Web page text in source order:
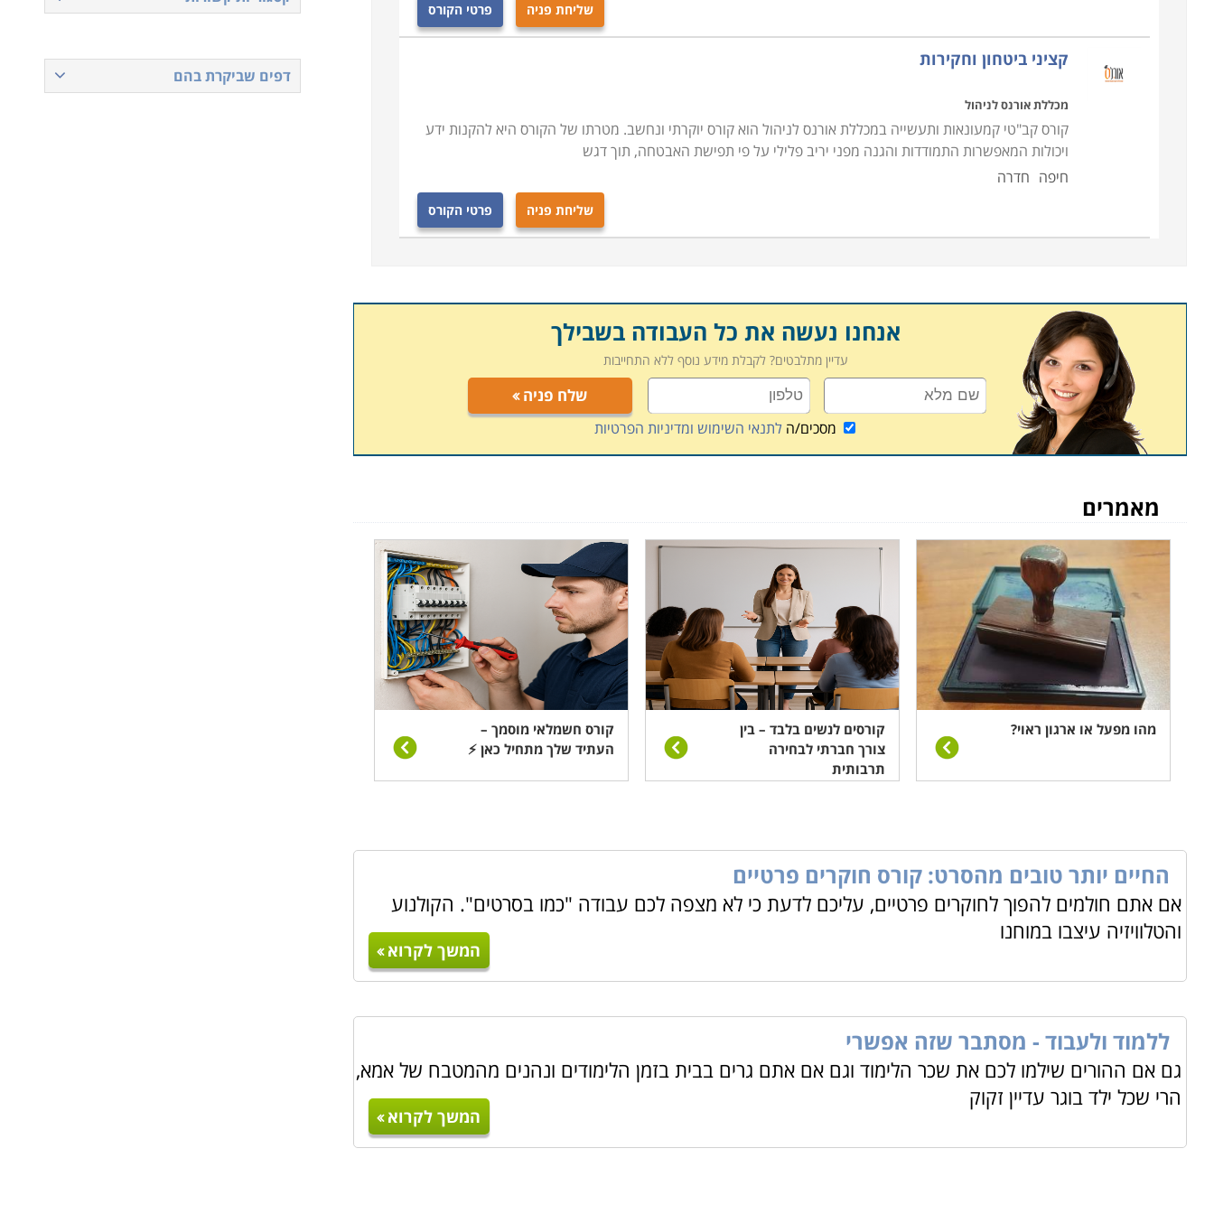
הקורס מתאים לכל אדם המעוניין לעסוק בתחום. יחד עם זאת ישנם תנאים מקדימים לכל מקצוע. כך למשל, מאבטח
בבתי ספר נדרש לשירות סדיר בצה"ל ברמת רובאי 03 ומעלה. מאבטח אישים צריך לסיים שירות קרבי בצה"ל, ובמוסדות
מסחריים יכול להיות גם רובאי 02 ומטה
קבלת מועמד לקורס מאבטחים, ומיון הסטודנטים לרמות הלימוד השונות מתבצעת על פי קריטריונים אלה כפי שהם
קיימים בשוק בכל רגע נתון. יחד עם זאת, אדם המעוניין ללמוד קורס ברמה אחרת מאשר הרמה שנקבעה לו, יוכל לעשות
זאת באופן חופשי.
שליחת פניה פרטי הקורס
קציני ביטחון וחקירות
מכללת אורנס לניהול
קורס קב"טי קמעונאות ותעשייה במכללת אורנס לניהול הוא קורס יוקרתי ונחשב. מטרתו של הקורס היא להקנות ידע
ויכולות המאפשרות התמודדות והגנה מפני יריב פלילי על פי תפישת האבטחה, תוך דגש
חיפה חדרה
שליחת פניה פרטי הקורס
אנחנו נעשה את כל העבודה בשבילך
עדיין מתלבטים? לקבלת מידע נוסף ללא התחייבות
שלח פניה
מסכים/הלתנאי השימוש ומדיניות הפרטיות
מאמרים
מהו מפעל או ארגון ראוי?
קורסים לנשים בלבד – בין
צורך חברתי לבחירה
תרבותית
קורס חשמלאי מוסמך –
העתיד שלך מתחיל כאן ⚡
החיים יותר טובים מהסרט: קורס חוקרים פרטיים
אם אתם חולמים להפוך לחוקרים פרטיים, עליכם לדעת כי לא מצפה לכם עבודה "כמו בסרטים". הקולנוע
והטלוויזיה עיצבו במוחנו
המשך לקרוא
ללמוד ולעבוד - מסתבר שזה אפשרי
גם אם ההורים שילמו לכם את שכר הלימוד וגם אם אתם גרים בבית בזמן הלימודים ונהנים מהמטבח של אמא,
הרי שכל ילד בוגר עדיין זקוק
המשך לקרוא
דפים שביקרת בהם